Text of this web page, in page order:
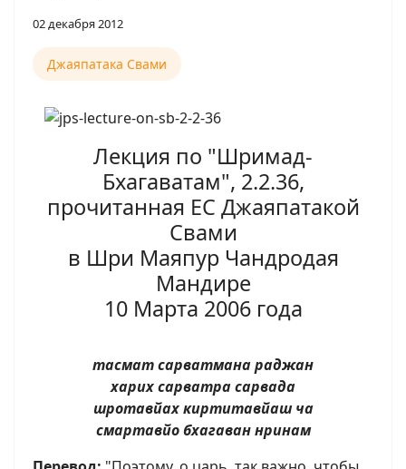
02 декабря 2012
Джаяпатака Свами
Лекция по "Шримад-
Бхагаватам", 2.2.36,
прочитанная ЕС Джаяпатакой
Свами
в Шри Маяпур Чандродая
Мандире
10 Марта 2006 года
тасмат сарватмана раджан
харих сарватра сарвада
шротавйах киртитавйаш ча
смартавйо бхагаван нринам